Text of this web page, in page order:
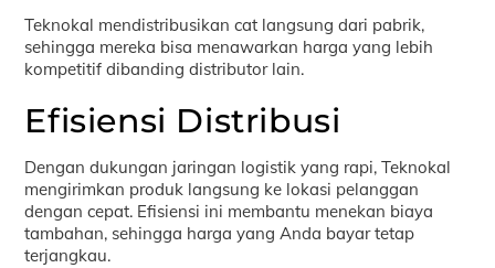
Teknokal mendistribusikan cat langsung dari pabrik,
sehingga mereka bisa menawarkan harga yang lebih
kompetitif dibanding distributor lain.
Efisiensi Distribusi
Dengan dukungan jaringan logistik yang rapi, Teknokal
mengirimkan produk langsung ke lokasi pelanggan
dengan cepat. Efisiensi ini membantu menekan biaya
tambahan, sehingga harga yang Anda bayar tetap
terjangkau.